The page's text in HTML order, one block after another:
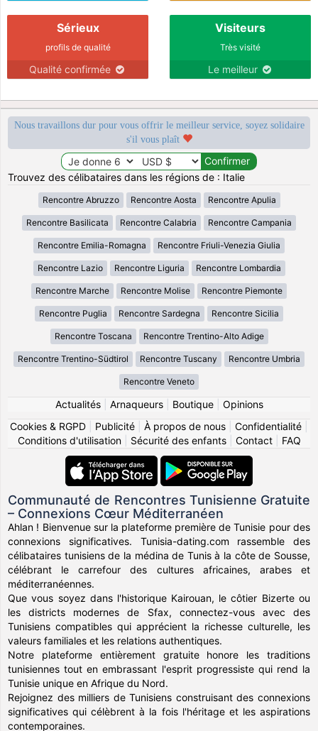
Sérieux
profils de qualité
Qualité confirmée
Visiteurs
Très visité
Le meilleur
Nous travaillons dur pour vous offrir le meilleur service, soyez solidaire
s'il vous plaît
Trouvez des célibataires dans les régions de : Italie
Rencontre Abruzzo Rencontre Aosta Rencontre Apulia
Rencontre Basilicata Rencontre Calabria Rencontre Campania
Rencontre Emilia-Romagna Rencontre Friuli-Venezia Giulia
Rencontre Lazio Rencontre Liguria Rencontre Lombardia
Rencontre Marche Rencontre Molise Rencontre Piemonte
Rencontre Puglia Rencontre Sardegna Rencontre Sicilia
Rencontre Toscana Rencontre Trentino-Alto Adige
Rencontre Trentino-Südtirol Rencontre Tuscany Rencontre Umbria
Rencontre Veneto
Actualités| Arnaqueurs| Boutique| Opinions
Cookies & RGPD
Publicité À propos de nous Confidentialité
Conditions d'utilisation| Sécurité des enfants| Contact| FAQ
Communauté de Rencontres Tunisienne Gratuite
– Connexions Cœur Méditerranéen
Ahlan ! Bienvenue sur la plateforme première de Tunisie pour des
connexions significatives. Tunisia-dating.com rassemble des
célibataires tunisiens de la médina de Tunis à la côte de Sousse,
célébrant le carrefour des cultures africaines, arabes et
méditerranéennes.
Que vous soyez dans l'historique Kairouan, le côtier Bizerte ou
les districts modernes de Sfax, connectez-vous avec des
Tunisiens compatibles qui apprécient la richesse culturelle, les
valeurs familiales et les relations authentiques.
Notre plateforme entièrement gratuite honore les traditions
tunisiennes tout en embrassant l'esprit progressiste qui rend la
Tunisie unique en Afrique du Nord.
Rejoignez des milliers de Tunisiens construisant des connexions
significatives qui célèbrent à la fois l'héritage et les aspirations
contemporaines.